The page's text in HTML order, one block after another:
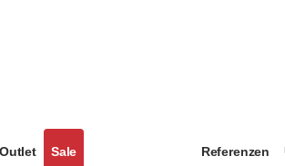
Outlet Sale Referenzen